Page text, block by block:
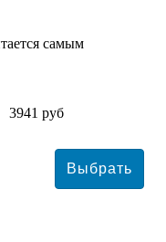
самым
3941 руб